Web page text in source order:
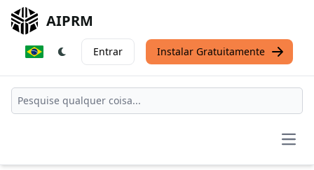
AIPRM
Entrar Instalar Gratuitamente